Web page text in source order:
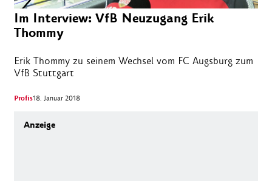
Im Interview: VfB Neuzugang Erik
Thommy
Erik Thommy zu seinem Wechsel vom FC Augsburg zum
VfB Stuttgart
Profis18. Januar 2018